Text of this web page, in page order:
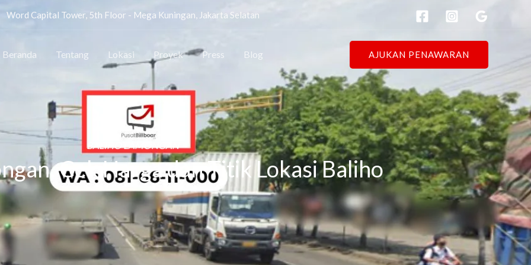
Word Capital Tower, 5th Floor - Mega Kuningan, Jakarta Selatan
Beranda Tentang Lokasi Proyek Press Blog AJUKAN PENAWARAN
BALIHO LAMONGAN
Cek Harga dan Titik Lokasi Baliho